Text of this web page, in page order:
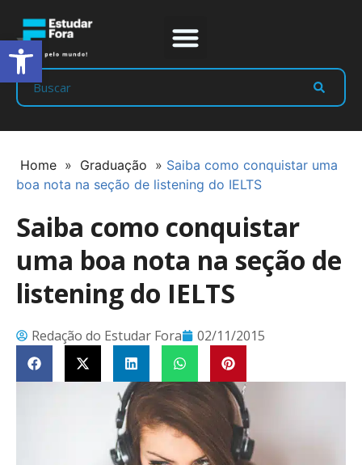
Home » Graduação » Saiba como conquistar uma
boa nota na seção de listening do IELTS
Saiba como conquistar
uma boa nota na seção de
listening do IELTS
Redação do Estudar Fora 02/11/2015
Abrir a barra de ferramentas